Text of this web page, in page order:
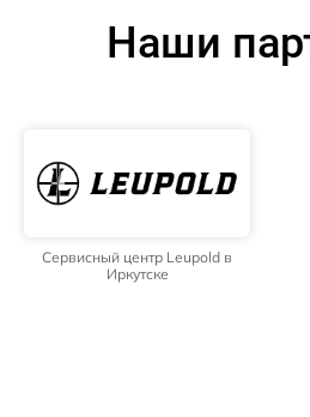
Наши
Сервисный центр Leupold в
Иркутске